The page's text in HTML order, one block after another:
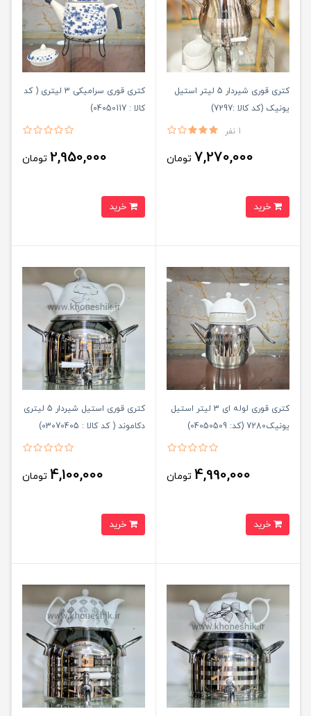
کتری قوری شیردار 5 لیتر استیل
یونیک (کد کالا :7297)
1 نفر
7,270,000 تومان
کتری قوری سرامیکی 3 لیتری ( کد
کالا : 04050117)
2,950,000 تومان
کتری قوری لوله ای 3 لیتر استیل
یونیک7280 (کد: 04050509)
4,990,000 تومان
کتری قوری استیل شیردار 5 لیتری
دکاموند ( کد کالا : 03070405)
4,100,000 تومان